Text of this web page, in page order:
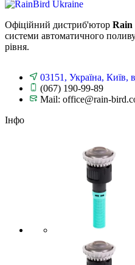
Офіційний дистриб'ютор Rain
системи автоматичного
рівня.
03151, Україна, Київ,
(067) 190-99-89
Mail: office@rain-
Інфо